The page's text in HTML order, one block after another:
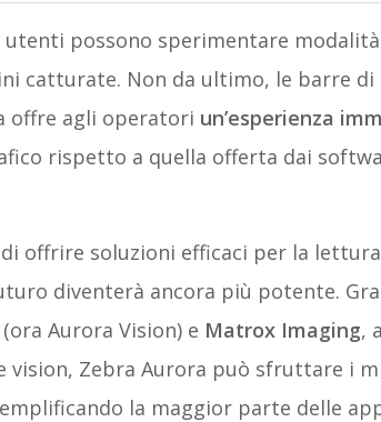
possono sperimentare modalità
catturate. Non da ultimo, le barre
offre agli operatori un’esperienza
rispetto a quella offerta dai
offrire soluzioni efficaci per la
diventerà ancora più potente.
(ora Aurora Vision) e Matrox Imaging,
vision, Zebra Aurora può sfruttare i
la maggior parte delle